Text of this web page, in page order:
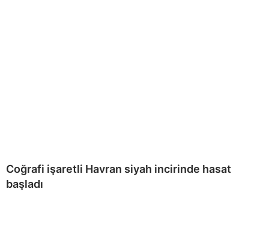
Coğrafi işaretli Havran siyah incirinde hasat
başladı